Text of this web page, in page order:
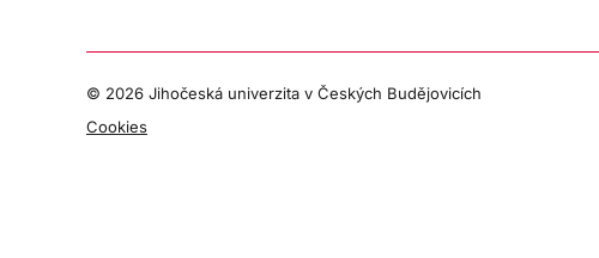
© 2026 Jihočeská univerzita v Českých Budějovicích
Cookies